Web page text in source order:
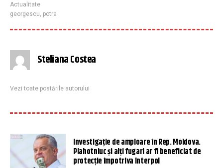
Actualitate
georgescu potra
Steliana Costea
Vezi toate postările autorului
Investigație de amploare în Rep. Moldova.
Plahotniuc și alți fugari ar fi beneficiat de
protecție împotriva Interpol